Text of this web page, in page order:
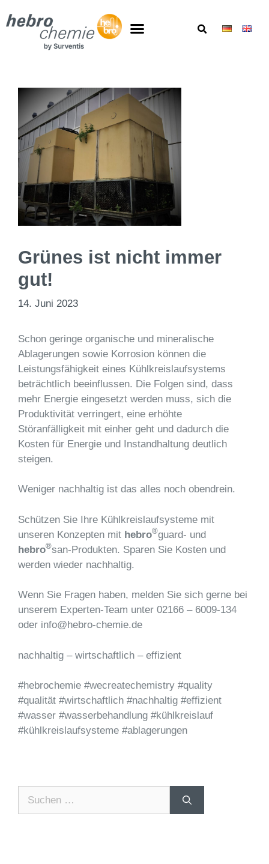
Grünes ist nicht immer
gut!
14. Juni 2023
Schon geringe organische und mineralische
Ablagerungen sowie Korrosion können die
Leistungsfähigkeit eines Kühlkreislaufsystems
beträchtlich beeinflussen. Die Folgen sind, dass
mehr Energie eingesetzt werden muss, sich die
Produktivität verringert, eine erhöhte
Störanfälligkeit mit einher geht und dadurch die
Kosten für Energie und Instandhaltung deutlich
steigen.
Weniger nachhaltig ist das alles noch obendrein.
Schützen Sie Ihre Kühlkreislaufsysteme mit
unseren Konzepten mit hebro®guard- und
hebro®san-Produkten. Sparen Sie Kosten und
werden wieder nachhaltig.
Wenn Sie Fragen haben, melden Sie sich gerne bei
unserem Experten-Team unter 02166 – 6009-134
oder info@hebro-chemie.de
nachhaltig – wirtschaftlich – effizient
#hebrochemie #wecreatechemistry #quality
#qualität #wirtschaftlich #nachhaltig #effizient
#wasser #wasserbehandlung #kühlkreislauf
#kühlkreislaufsysteme #ablagerungen